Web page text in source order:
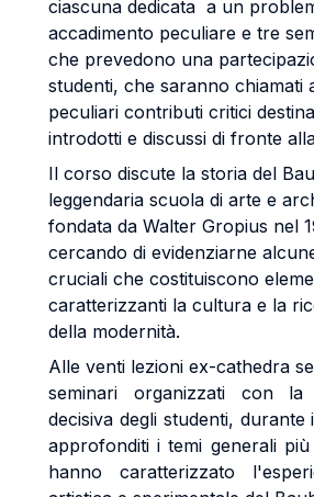
ciascuna dedicata a un
accadimento peculiare e tre
che prevedono una
studenti, che saranno chiamati
peculiari contributi critici
introdotti e discussi di fronte
Il corso discute la storia del
leggendaria scuola di arte e
fondata da Walter Gropius nel
cercando di evidenziarne
cruciali che costituiscono
caratterizzanti la cultura e la
della modernità.
Alle venti lezioni ex-cathedra
seminari organizzati con la
decisiva degli studenti,
approfonditi i temi generali
hanno caratterizzato